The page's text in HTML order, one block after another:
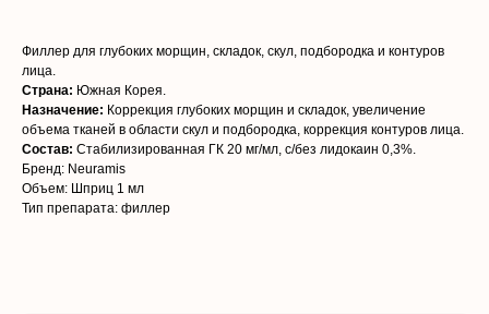
Филлер для глубоких морщин, складок, скул, подбородка и контуров
лица.
Страна: Южная Корея.
Назначение: Коррекция глубоких морщин и складок, увеличение
объема тканей в области скул и подбородка, коррекция контуров лица.
Состав: Стабилизированная ГК 20 мг/мл, с/без лидокаин 0,3%.
Бренд: Neuramis
Объем: Шприц 1 мл
Тип препарата: филлер
Меню
О нас
Адреса центров